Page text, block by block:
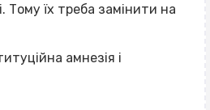
Тому їх треба замінити на
амнезія і